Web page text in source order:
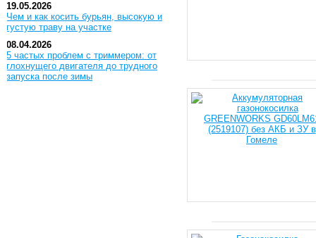
19.05.2026
Чем и как косить бурьян, высокую и
густую траву на участке
08.04.2026
5 частых проблем с триммером: от
глохнущего двигателя до трудного
запуска после зимы